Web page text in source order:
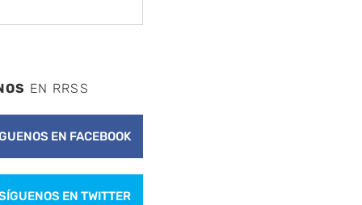
EN RRSS
EN FACEBOOK
EN TWITTER